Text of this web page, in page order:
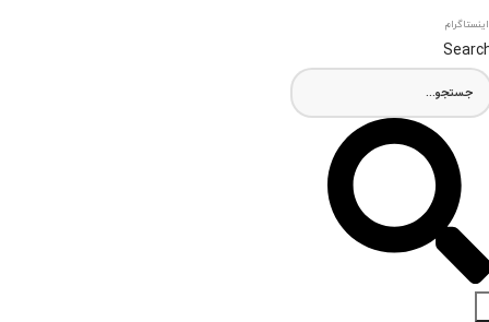
اینستاگرام